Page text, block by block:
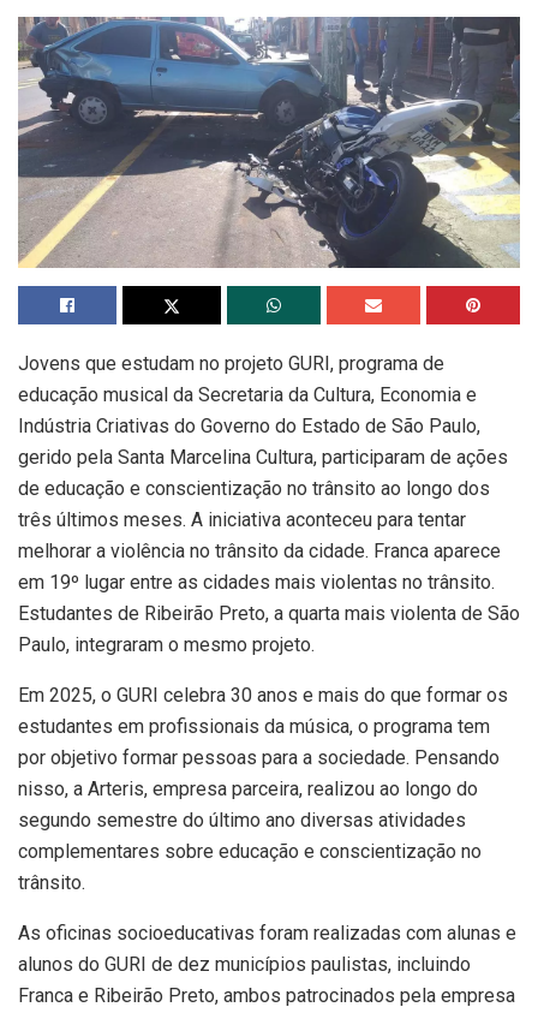
Jovens que estudam no projeto GURI, programa de
educação musical da Secretaria da Cultura, Economia e
Indústria Criativas do Governo do Estado de São Paulo,
gerido pela Santa Marcelina Cultura, participaram de ações
de educação e conscientização no trânsito ao longo dos
três últimos meses. A iniciativa aconteceu para tentar
melhorar a violência no trânsito da cidade. Franca aparece
em 19º lugar entre as cidades mais violentas no trânsito.
Estudantes de Ribeirão Preto, a quarta mais violenta de São
Paulo, integraram o mesmo projeto.
Em 2025, o GURI celebra 30 anos e mais do que formar os
estudantes em profissionais da música, o programa tem
por objetivo formar pessoas para a sociedade. Pensando
nisso, a Arteris, empresa parceira, realizou ao longo do
segundo semestre do último ano diversas atividades
complementares sobre educação e conscientização no
trânsito.
As oficinas socioeducativas foram realizadas com alunas e
alunos do GURI de dez municípios paulistas, incluindo
Franca e Ribeirão Preto, ambos patrocinados pela empresa